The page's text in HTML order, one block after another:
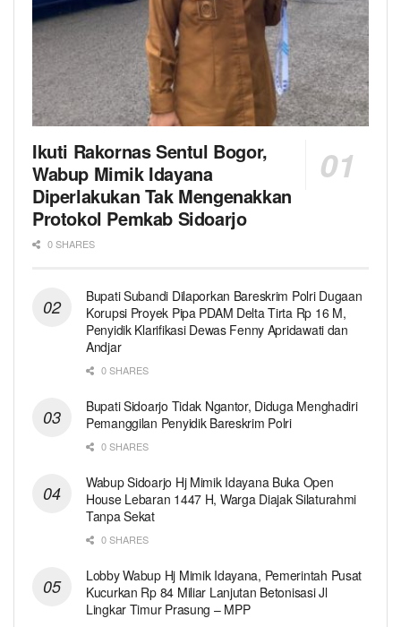
Ikuti Rakornas Sentul Bogor,
Wabup Mimik Idayana
Diperlakukan Tak Mengenakkan
Protokol Pemkab Sidoarjo
0 SHARES
Bupati Subandi Dilaporkan Bareskrim Polri Dugaan
Korupsi Proyek Pipa PDAM Delta Tirta Rp 16 M,
Penyidik Klarifikasi Dewas Fenny Apridawati dan
Andjar
0 SHARES
Bupati Sidoarjo Tidak Ngantor, Diduga Menghadiri
Pemanggilan Penyidik Bareskrim Polri
0 SHARES
Wabup Sidoarjo Hj Mimik Idayana Buka Open
House Lebaran 1447 H, Warga Diajak Silaturahmi
Tanpa Sekat
0 SHARES
Lobby Wabup Hj Mimik Idayana, Pemerintah Pusat
Kucurkan Rp 84 Miliar Lanjutan Betonisasi Jl
Lingkar Timur Prasung – MPP